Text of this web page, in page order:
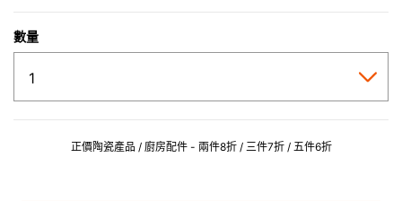
數量
正價陶瓷產品 / 廚房配件 - 兩件8折 / 三件7折 / 五件6折